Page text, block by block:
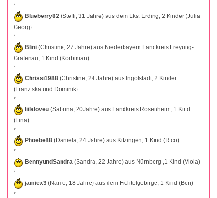
*
Blueberry82 (Steffi, 31 Jahre) aus dem Lks. Erding, 2 Kinder (Julia,
Georg)
*
Blini (Christine, 27 Jahre) aus Niederbayern Landkreis Freyung-
Grafenau, 1 Kind (Korbinian)
*
Chrissi1988 (Christine, 24 Jahre) aus Ingolstadt, 2 Kinder
(Franziska und Dominik)
*
liilaloveu (Sabrina, 20Jahre) aus Landkreis Rosenheim, 1 Kind
(Lina)
*
Phoebe88 (Daniela, 24 Jahre) aus Kitzingen, 1 Kind (Rico)
*
BennyundSandra (Sandra, 22 Jahre) aus Nürnberg ,1 Kind (Viola)
*
jamiex3 (Name, 18 Jahre) aus dem Fichtelgebirge, 1 Kind (Ben)
*